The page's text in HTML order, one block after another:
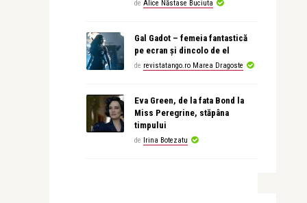
de Alice Năstase Buciuta
Gal Gadot – femeia fantastică
pe ecran și dincolo de el
de revistatango.ro Marea Dragoste
Eva Green, de la fata Bond la
Miss Peregrine, stăpâna
timpului
de Irina Botezatu